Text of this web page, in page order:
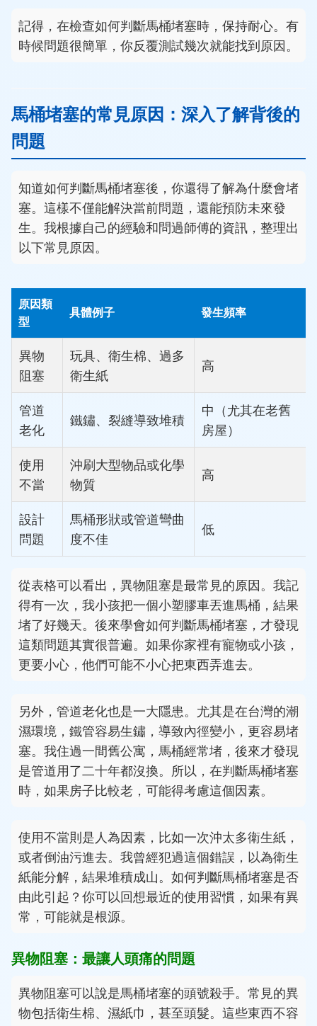
記得，在檢查如何判斷馬桶堵塞時，保持耐心。有
時候問題很簡單，你反覆測試幾次就能找到原因。
馬桶堵塞的常見原因：深入了解背後的
問題
知道如何判斷馬桶堵塞後，你還得了解為什麼會堵
塞。這樣不僅能解決當前問題，還能預防未來發
生。我根據自己的經驗和問過師傅的資訊，整理出
以下常見原因。
原因類
型
具體例子 發生頻率
異物
阻塞
玩具、衛生棉、過多
衛生紙
高
管道
老化
鐵鏽、裂縫導致堆積
中（尤其在老舊
房屋）
使用
不當
沖刷大型物品或化學
物質
高
設計
問題
馬桶形狀或管道彎曲
度不佳
低
從表格可以看出，異物阻塞是最常見的原因。我記
得有一次，我小孩把一個小塑膠車丟進馬桶，結果
堵了好幾天。後來學會如何判斷馬桶堵塞，才發現
這類問題其實很普遍。如果你家裡有寵物或小孩，
更要小心，他們可能不小心把東西弄進去。
另外，管道老化也是一大隱患。尤其是在台灣的潮
濕環境，鐵管容易生鏽，導致內徑變小，更容易堵
塞。我住過一間舊公寓，馬桶經常堵，後來才發現
是管道用了二十年都沒換。所以，在判斷馬桶堵塞
時，如果房子比較老，可能得考慮這個因素。
使用不當則是人為因素，比如一次沖太多衛生紙，
或者倒油污進去。我曾經犯過這個錯誤，以為衛生
紙能分解，結果堆積成山。如何判斷馬桶堵塞是否
由此引起？你可以回想最近的使用習慣，如果有異
常，可能就是根源。
異物阻塞：最讓人頭痛的問題
異物阻塞可以說是馬桶堵塞的頭號殺手。常見的異
物包括衛生棉、濕紙巾，甚至頭髮。這些東西不容